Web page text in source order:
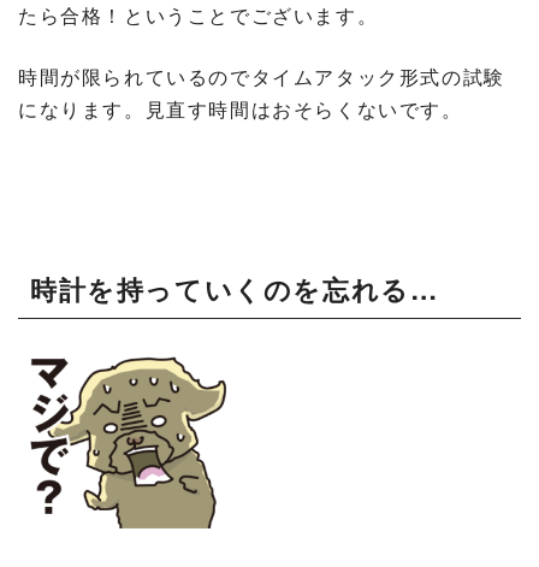
たら合格！ということでございます。
時間が限られているのでタイムアタック形式の試験
になります。見直す時間はおそらくないです。
時計を持っていくのを忘れる…